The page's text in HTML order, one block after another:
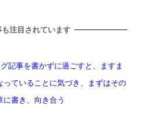
注目されています
記事を書かずに過ごすと、ますま
っていることに気づき、まずはその
に書き、向き合う